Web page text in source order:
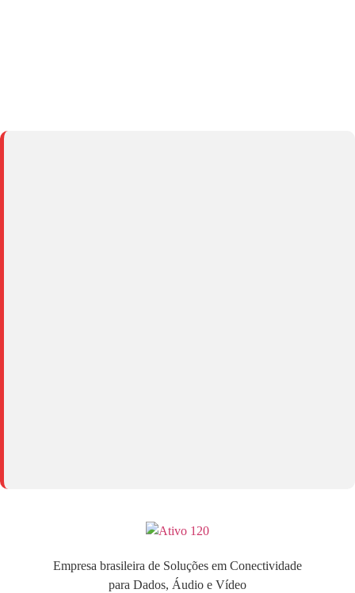
Empresa brasileira de Soluções em Conectividade
para Dados, Áudio e Vídeo